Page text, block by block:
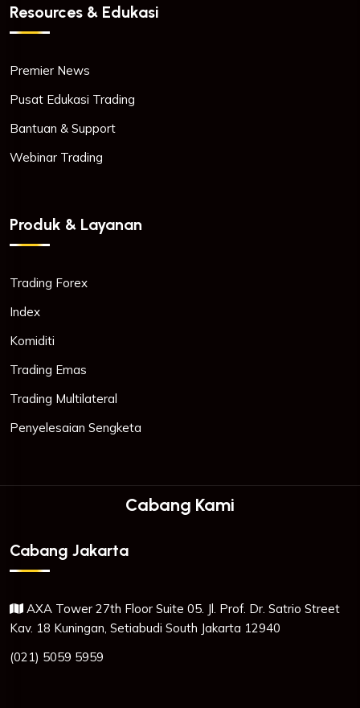
Resources & Edukasi
Premier News
Pusat Edukasi Trading
Bantuan & Support
Webinar Trading
Produk & Layanan
Trading Forex
Index
Komiditi
Trading Emas
Trading Multilateral
Penyelesaian Sengketa
Cabang Kami
Cabang Jakarta
AXA Tower 27th Floor Suite 05. Jl. Prof. Dr. Satrio Street
Kav. 18 Kuningan, Setiabudi South Jakarta 12940
(021) 5059 5959